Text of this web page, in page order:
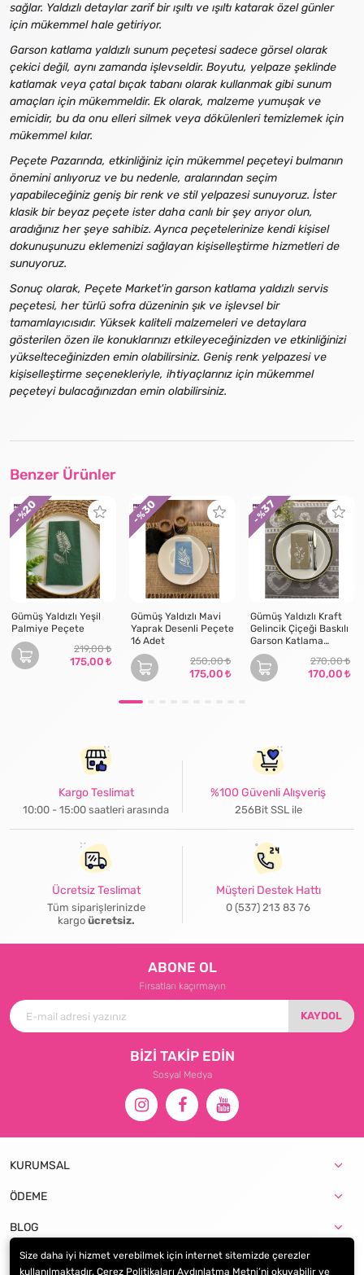
sağlar. Yaldızlı detaylar zarif bir ışıltı ve ışıltı katarak özel günler
için mükemmel hale getiriyor.
Garson katlama yaldızlı sunum peçetesi sadece görsel olarak
çekici değil, aynı zamanda işlevseldir. Boyutu, yelpaze şeklinde
katlamak veya çatal bıçak tabanı olarak kullanmak gibi sunum
amaçları için mükemmeldir. Ek olarak, malzeme yumuşak ve
emicidir, bu da onu elleri silmek veya dökülenleri temizlemek için
mükemmel kılar.
Peçete Pazarında, etkinliğiniz için mükemmel peçeteyi bulmanın
önemini anlıyoruz ve bu nedenle, aralarından seçim
yapabileceğiniz geniş bir renk ve stil yelpazesi sunuyoruz. İster
klasik bir beyaz peçete ister daha canlı bir şey arıyor olun,
aradığınız her şeye sahibiz. Ayrıca peçetelerinize kendi kişisel
dokunuşunuzu eklemenizi sağlayan kişiselleştirme hizmetleri de
sunuyoruz.
Sonuç olarak, Peçete Market'in garson katlama yaldızlı servis
peçetesi, her türlü sofra düzeninin şık ve işlevsel bir
tamamlayıcısıdır. Yüksek kaliteli malzemeleri ve detaylara
gösterilen özen ile konuklarınızı etkileyeceğinizden ve etkinliğinizi
yükselteceğinizden emin olabilirsiniz. Geniş renk yelpazesi ve
kişiselleştirme seçenekleriyle, ihtiyaçlarınız için mükemmel
peçeteyi bulacağınızdan emin olabilirsiniz.
Benzer Ürünler
Gümüş Yaldızlı Yeşil
Palmiye Peçete
219,00
175,00
- %
20
Gümüş Yaldızlı Mavi
Yaprak Desenli Peçete
16 Adet
250,00
175,00
- %
30
Gümüş Yaldızlı Kraft
Gelincik Çiçeği Baskılı
Garson Katlama
Peçete 16 lı
270,00
170,00
- %
37
Kargo Teslimat
10:00 - 15:00 saatleri arasında
%100 Güvenli Alışveriş
256Bit SSL ile
Ücretsiz Teslimat
Tüm siparişlerinizde
kargo ücretsiz.
Müşteri Destek Hattı
0 (537) 213 83 76
ABONE OL
Fırsatları kaçırmayın
KAYDOL
BİZİ TAKİP EDİN
Sosyal Medya
KURUMSAL
ÖDEME
BLOG
Size daha iyi hizmet verebilmek için internet sitemizde çerezler
kullanılmaktadır. Çerez Politikaları Aydınlatma Metni’ni okuyabilir ve